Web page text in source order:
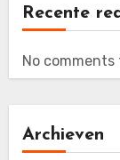
Recente
No comments
Archieven